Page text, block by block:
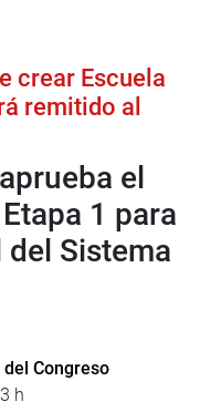
crear Escuela
remitido al
el
1 para
Sistema
Congreso
h